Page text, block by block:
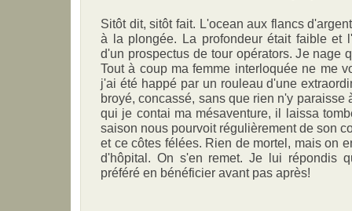
Sitôt dit, sitôt fait. L'ocean aux flancs
à la plongée. La profondeur était faible et
d'un prospectus de tour opérators. Je nage
Tout à coup ma femme interloquée ne me
j'ai été happé par un rouleau d'une
broyé, concassé, sans que rien n'y paraisse
qui je contai ma mésaventure, il laissa
saison nous pourvoit régulièrement de son
et ce côtes félées. Rien de mortel, mais on
d'hôpital. On s'en remet. Je lui répondis
préféré en bénéficier avant pas après!